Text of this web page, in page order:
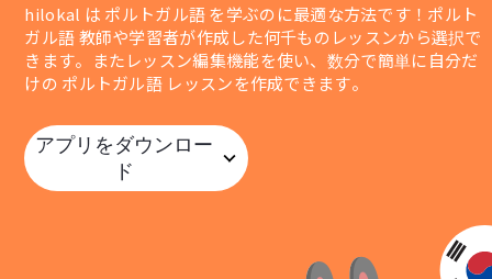
hilokal は ポルトガル語 を学ぶのに最適な方法です！ポルト
ガル語 教師や学習者が作成した何千ものレッスンから選択で
きます。またレッスン編集機能を使い、数分で簡単に自分だ
けの ポルトガル語 レッスンを作成できます。
アプリをダウンロー
ド